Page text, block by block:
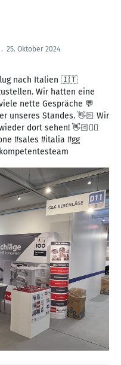
. 25. Oktober 2024
nach Italien 🇮🇹
Wir hatten eine
nette Gespräche 💬
unseres Standes. 👋🏻 Wir
dort sehen! 👋🏻✌🏻
#sales #italia #gg